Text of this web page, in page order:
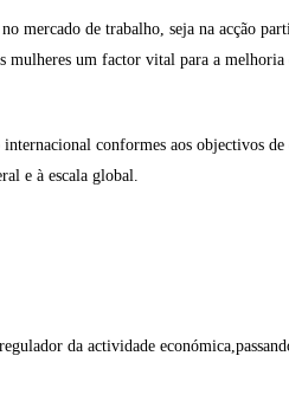
mercado de trabalho, seja na acção
um factor vital para a
conformes aos objectivos
e à escala global.
da actividade